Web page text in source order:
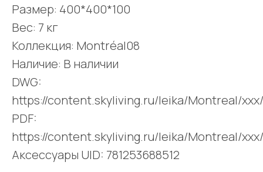
Размер: 400*400*100
Вес: 7 кг
Коллекция: Montréal08
Наличие: В наличии
DWG:
https://content.skyliving.ru/leika/Montreal/xxx/
PDF:
https://content.skyliving.ru/leika/Montreal/xxx/
Аксессуары UID: 781253688512